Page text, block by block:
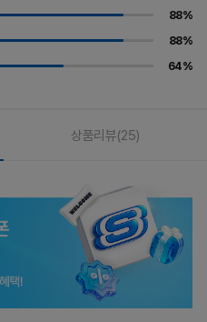
88%
88%
64%
상품리뷰(25)